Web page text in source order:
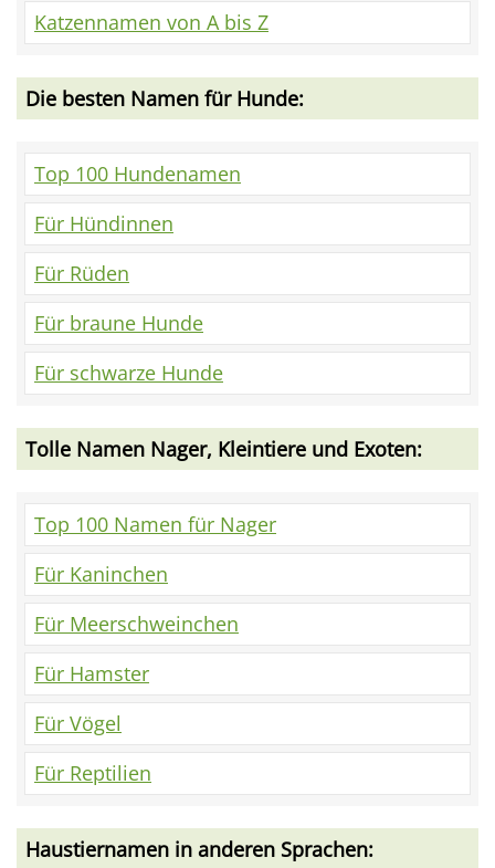
Katzennamen von A bis Z
Die besten Namen für Hunde:
Top 100 Hundenamen
Für Hündinnen
Für Rüden
Für braune Hunde
Für schwarze Hunde
Tolle Namen Nager, Kleintiere und Exoten:
Top 100 Namen für Nager
Für Kaninchen
Für Meerschweinchen
Für Hamster
Für Vögel
Für Reptilien
Haustiernamen in anderen Sprachen: